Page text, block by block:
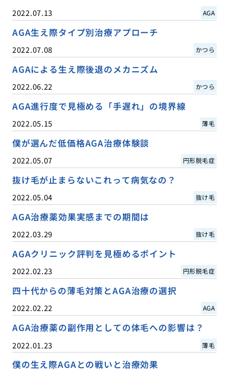
2022.07.13 AGA
AGA生え際タイプ別治療アプローチ
2022.07.08 かつら
AGAによる生え際後退のメカニズム
2022.06.22 かつら
AGA進行度で見極める「手遅れ」の境界線
2022.05.15 薄毛
僕が選んだ低価格AGA治療体験談
2022.05.07 円形脱毛症
抜け毛が止まらないこれって病気なの？
2022.05.04 抜け毛
AGA治療薬効果実感までの期間は
2022.03.29 抜け毛
AGAクリニック評判を見極めるポイント
2022.02.23 円形脱毛症
四十代からの薄毛対策とAGA治療の選択
2022.02.22 AGA
AGA治療薬の副作用としての体毛への影響は？
2022.01.23 薄毛
僕の生え際AGAとの戦いと治療効果